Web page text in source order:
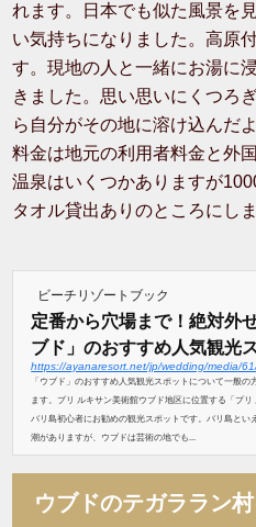
れます。日本でも似た風景を
い気持ちになりました。高原
す。現地の人と一緒にお湯に
きました。思い思いにくつろ
ら自分がその地に溶け込んだ
料金は地元の利用者料金と外
温泉はいくつかありますが
タオル貸出ありのところにしま
ビーチリゾートブック
定番から穴場まで！絶対外
ブド」のおすすめ人気観光
https://ayanaresort.net/jp/wedding/media/
「ウブド」のおすすめ人気観光スポットについて一般の
ます。プリ ルキサン美術館ウブド地区に位置する「プリ
バリ島初心者にお勧めの観光スポットです。バリ島とい
潮がありますが、ウブドは芸術の地でも...
ウブドのテガララン